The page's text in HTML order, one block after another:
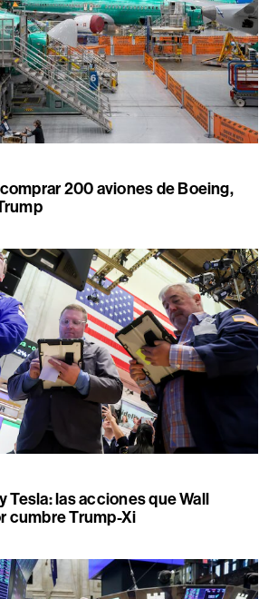
200 aviones de Boeing,
Tesla: las acciones que Wall
cumbre Trump-Xi